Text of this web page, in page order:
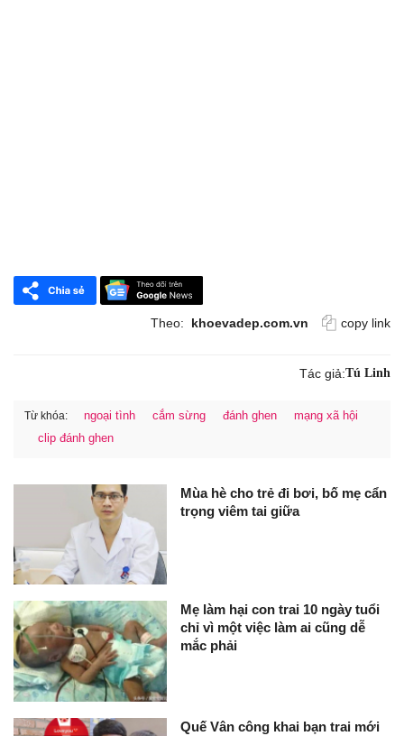
Theo: khoevadep.com.vn copy link
Tác giả:Tú Linh
Từ khóa: ngoại tình cắm sừng đánh ghen
mạng xã hội
clip đánh ghen
Mùa hè cho trẻ đi bơi, bố mẹ cẩn
trọng viêm tai giữa
Mẹ làm hại con trai 10 ngày tuổi
chỉ vì một việc làm ai cũng dễ
mắc phải
Quế Vân công khai bạn trai mới